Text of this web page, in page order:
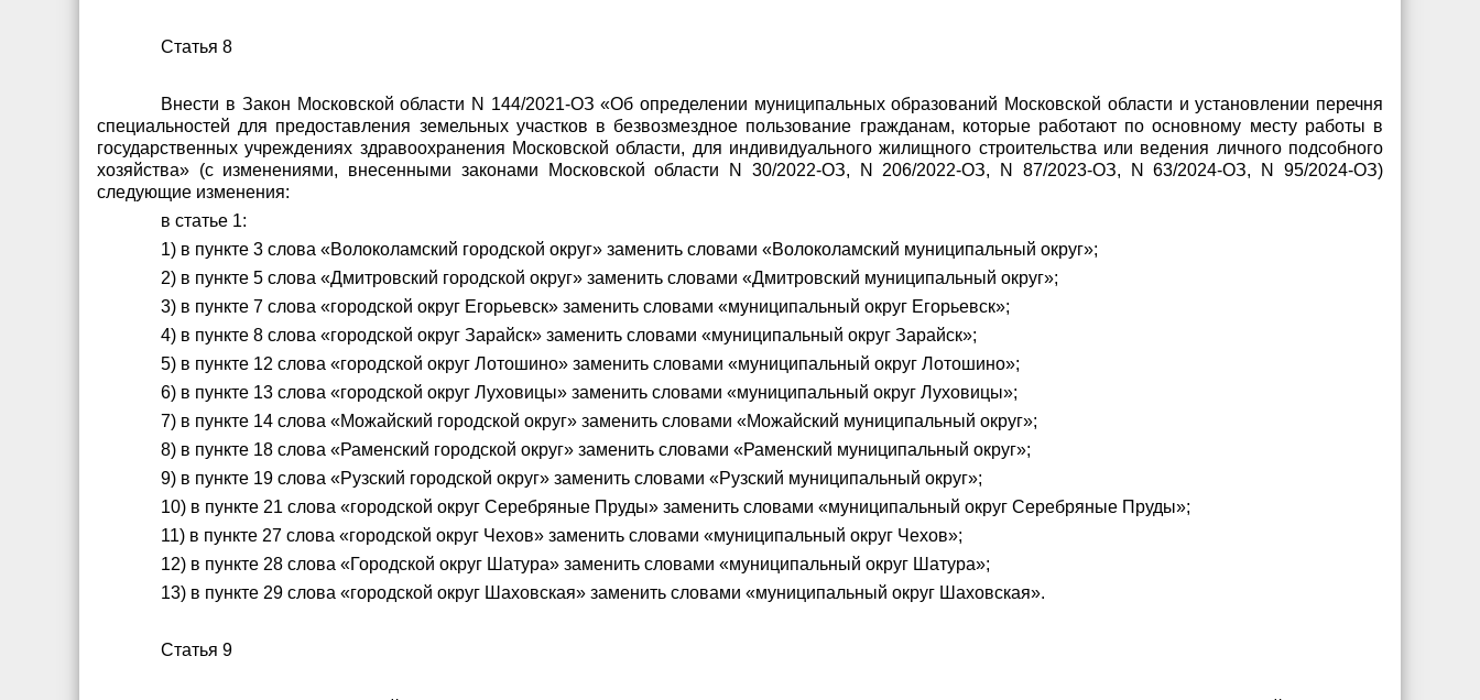
Статья 8
Внести в Закон Московской области N 144/2021-ОЗ «Об определении муниципальных образований Московской области и установлении перечня
специальностей для предоставления земельных участков в безвозмездное пользование гражданам, которые работают по основному месту работы в
государственных учреждениях здравоохранения Московской области, для индивидуального жилищного строительства или ведения личного подсобного
хозяйства» (с изменениями, внесенными законами Московской области N 30/2022-ОЗ, N 206/2022-ОЗ, N 87/2023-ОЗ, N 63/2024-ОЗ, N 95/2024-ОЗ)
следующие изменения:
в статье 1:
1) в пункте 3 слова «Волоколамский городской округ» заменить словами «Волоколамский муниципальный округ»;
2) в пункте 5 слова «Дмитровский городской округ» заменить словами «Дмитровский муниципальный округ»;
3) в пункте 7 слова «городской округ Егорьевск» заменить словами «муниципальный округ Егорьевск»;
4) в пункте 8 слова «городской округ Зарайск» заменить словами «муниципальный округ Зарайск»;
5) в пункте 12 слова «городской округ Лотошино» заменить словами «муниципальный округ Лотошино»;
6) в пункте 13 слова «городской округ Луховицы» заменить словами «муниципальный округ Луховицы»;
7) в пункте 14 слова «Можайский городской округ» заменить словами «Можайский муниципальный округ»;
8) в пункте 18 слова «Раменский городской округ» заменить словами «Раменский муниципальный округ»;
9) в пункте 19 слова «Рузский городской округ» заменить словами «Рузский муниципальный округ»;
10) в пункте 21 слова «городской округ Серебряные Пруды» заменить словами «муниципальный округ Серебряные Пруды»;
11) в пункте 27 слова «городской округ Чехов» заменить словами «муниципальный округ Чехов»;
12) в пункте 28 слова «Городской округ Шатура» заменить словами «муниципальный округ Шатура»;
13) в пункте 29 слова «городской округ Шаховская» заменить словами «муниципальный округ Шаховская».
Статья 9